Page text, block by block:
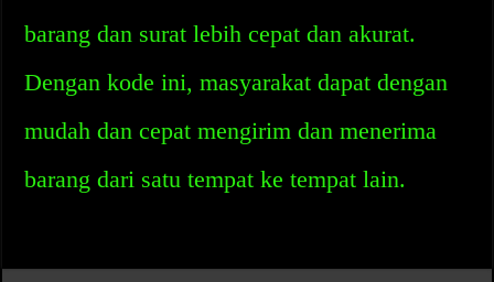
barang dan surat lebih cepat dan akurat.
Dengan kode ini, masyarakat dapat dengan
mudah dan cepat mengirim dan menerima
barang dari satu tempat ke tempat lain.